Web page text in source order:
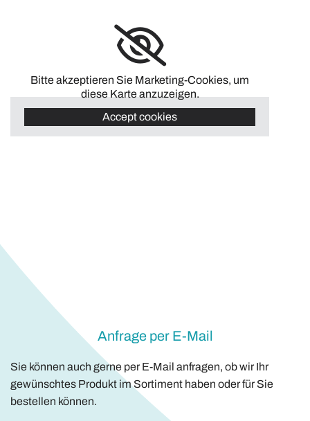
Bitte akzeptieren Sie Marketing-Cookies, um
diese Karte anzuzeigen.
Accept cookies
Anfrage per E-Mail
Sie können auch gerne per E-Mail anfragen, ob wir Ihr
gewünschtes Produkt im Sortiment haben oder für Sie
bestellen können.